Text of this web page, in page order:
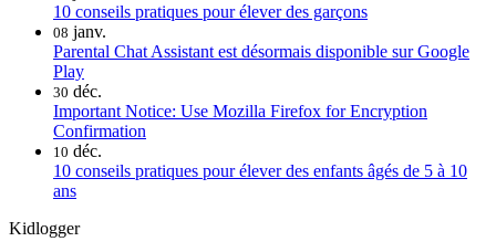
10 conseils pratiques pour élever des garçons
08 janv.
Parental Chat Assistant est désormais disponible sur Google
Play
30 déc.
Important Notice: Use Mozilla Firefox for Encryption
Confirmation
10 déc.
10 conseils pratiques pour élever des enfants âgés de 5 à 10
ans
Kidlogger